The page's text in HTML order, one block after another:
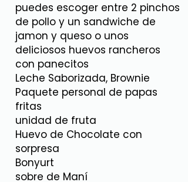
puedes escoger entre 2 pinchos
de pollo y un sandwiche de
jamon y queso o unos
deliciosos huevos rancheros
con panecitos
Leche Saborizada, Brownie
Paquete personal de papas
fritas
unidad de fruta
Huevo de Chocolate con
sorpresa
Bonyurt
sobre de Maní